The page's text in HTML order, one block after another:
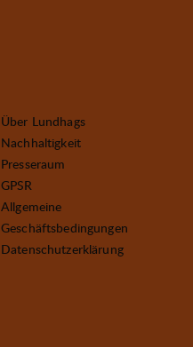
Über Lundhags
Nachhaltigkeit
Presseraum
GPSR
Allgemeine
Geschäftsbedingungen
Datenschutzerklärung